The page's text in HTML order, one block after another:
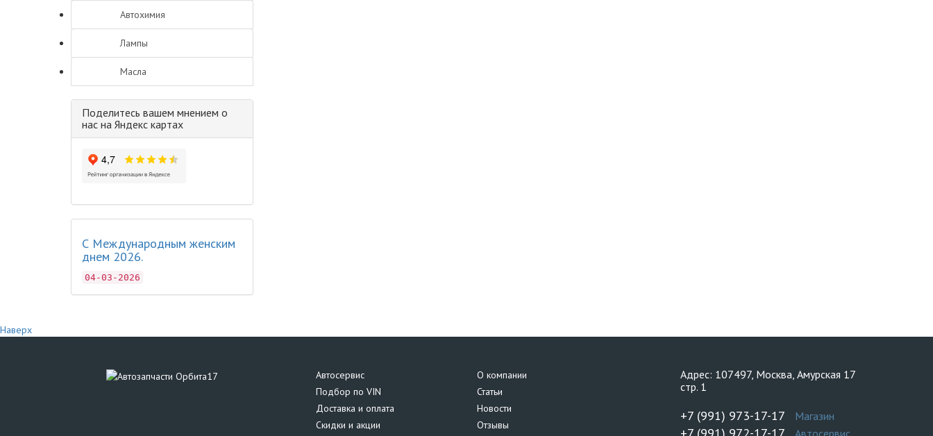
Автохимия
Лампы
Масла
Поделитесь вашем мнением о
нас на Яндекс картах
С Международным женским
днем 2026.
04-03-2026
Наверх
Автосервис
Подбор по VIN
Доставка и оплата
Скидки и акции
О компании
Статьи
Новости
Отзывы
Адрес: 107497, Москва, Амурская 17
стр. 1
+7 (991) 973-17-17 Магазин
Автосервис